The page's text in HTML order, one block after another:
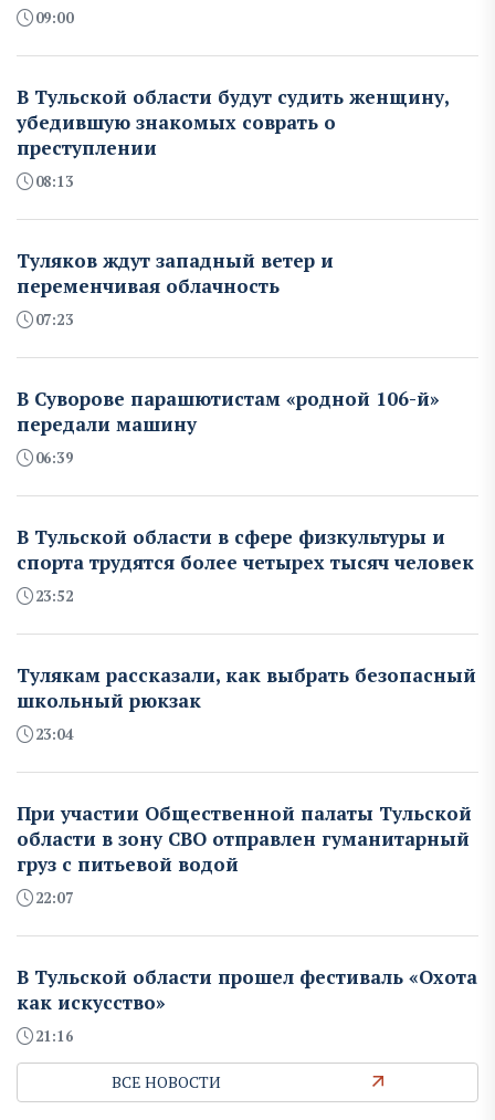
09:00
В Тульской области будут судить женщину,
убедившую знакомых соврать о
преступлении
08:13
Туляков ждут западный ветер и
переменчивая облачность
07:23
В Суворове парашютистам «родной 106-й»
передали машину
06:39
В Тульской области в сфере физкультуры и
спорта трудятся более четырех тысяч человек
23:52
Тулякам рассказали, как выбрать безопасный
школьный рюкзак
23:04
При участии Общественной палаты Тульской
области в зону СВО отправлен гуманитарный
груз с питьевой водой
22:07
В Тульской области прошел фестиваль «Охота
как искусство»
21:16
ВСЕ НОВОСТИ